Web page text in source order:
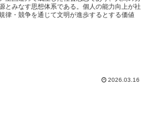
とみなす思想体系である。個人の能力向上が社
律・競争を通じて文明が進歩するとする価値
2026.03.16